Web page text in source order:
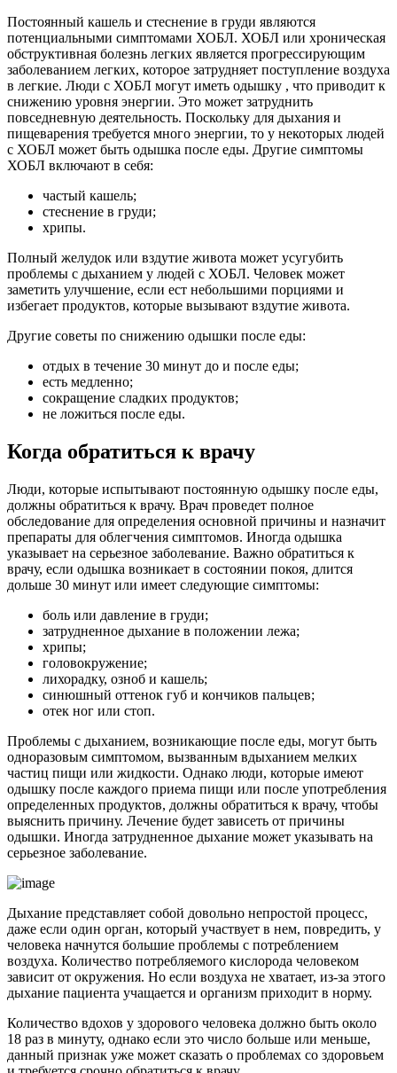
Постоянный кашель и стеснение в груди являются
потенциальными симптомами ХОБЛ. ХОБЛ или хроническая
обструктивная болезнь легких является прогрессирующим
заболеванием легких, которое затрудняет поступление воздуха
в легкие. Люди с ХОБЛ могут иметь одышку , что приводит к
снижению уровня энергии. Это может затруднить
повседневную деятельность. Поскольку для дыхания и
пищеварения требуется много энергии, то у некоторых людей
с ХОБЛ может быть одышка после еды. Другие симптомы
ХОБЛ включают в себя:
частый кашель;
стеснение в груди;
хрипы.
Полный желудок или вздутие живота может усугубить
проблемы с дыханием у людей с ХОБЛ. Человек может
заметить улучшение, если ест небольшими порциями и
избегает продуктов, которые вызывают вздутие живота.
Другие советы по снижению одышки после еды:
отдых в течение 30 минут до и после еды;
есть медленно;
сокращение сладких продуктов;
не ложиться после еды.
Когда обратиться к врачу
Люди, которые испытывают постоянную одышку после еды,
должны обратиться к врачу. Врач проведет полное
обследование для определения основной причины и назначит
препараты для облегчения симптомов. Иногда одышка
указывает на серьезное заболевание. Важно обратиться к
врачу, если одышка возникает в состоянии покоя, длится
дольше 30 минут или имеет следующие симптомы:
боль или давление в груди;
затрудненное дыхание в положении лежа;
хрипы;
головокружение;
лихорадку, озноб и кашель;
синюшный оттенок губ и кончиков пальцев;
отек ног или стоп.
Проблемы с дыханием, возникающие после еды, могут быть
одноразовым симптомом, вызванным вдыханием мелких
частиц пищи или жидкости. Однако люди, которые имеют
одышку после каждого приема пищи или после употребления
определенных продуктов, должны обратиться к врачу, чтобы
выяснить причину. Лечение будет зависеть от причины
одышки. Иногда затрудненное дыхание может указывать на
серьезное заболевание.
Дыхание представляет собой довольно непростой процесс,
даже если один орган, который участвует в нем, повредить, у
человека начнутся большие проблемы с потреблением
воздуха. Количество потребляемого кислорода человеком
зависит от окружения. Но если воздуха не хватает, из-за этого
дыхание пациента учащается и организм приходит в норму.
Количество вдохов у здорового человека должно быть около
18 раз в минуту, однако если это число больше или меньше,
данный признак уже может сказать о проблемах со здоровьем